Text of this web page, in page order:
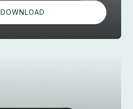
DOWNLOAD